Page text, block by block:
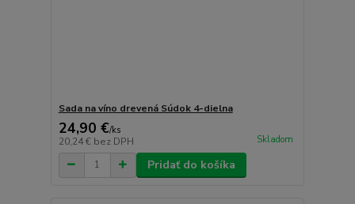
Sada na víno drevená Súdok 4-dielna
24,90 €/ks
20,24 € bez DPH Skladom
Pridať do košíka